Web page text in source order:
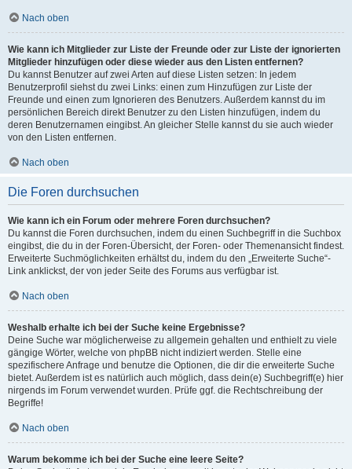
Nach oben
Wie kann ich Mitglieder zur Liste der Freunde oder zur Liste der ignorierten
Mitglieder hinzufügen oder diese wieder aus den Listen entfernen?
Du kannst Benutzer auf zwei Arten auf diese Listen setzen: In jedem
Benutzerprofil siehst du zwei Links: einen zum Hinzufügen zur Liste der
Freunde und einen zum Ignorieren des Benutzers. Außerdem kannst du im
persönlichen Bereich direkt Benutzer zu den Listen hinzufügen, indem du
deren Benutzernamen eingibst. An gleicher Stelle kannst du sie auch wieder
von den Listen entfernen.
Nach oben
Die Foren durchsuchen
Wie kann ich ein Forum oder mehrere Foren durchsuchen?
Du kannst die Foren durchsuchen, indem du einen Suchbegriff in die Suchbox
eingibst, die du in der Foren-Übersicht, der Foren- oder Themenansicht findest.
Erweiterte Suchmöglichkeiten erhältst du, indem du den „Erweiterte Suche“-
Link anklickst, der von jeder Seite des Forums aus verfügbar ist.
Nach oben
Weshalb erhalte ich bei der Suche keine Ergebnisse?
Deine Suche war möglicherweise zu allgemein gehalten und enthielt zu viele
gängige Wörter, welche von phpBB nicht indiziert werden. Stelle eine
spezifischere Anfrage und benutze die Optionen, die dir die erweiterte Suche
bietet. Außerdem ist es natürlich auch möglich, dass dein(e) Suchbegriff(e) hier
nirgends im Forum verwendet wurden. Prüfe ggf. die Rechtschreibung der
Begriffe!
Nach oben
Warum bekomme ich bei der Suche eine leere Seite?